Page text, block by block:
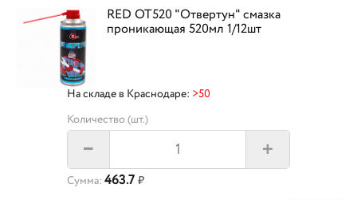
RED OT520 "Отвертун" смазка
проникающая 520мл 1/12шт
На складе в Краснодаре: >50
Количество (шт.)
– +
Сумма: 463.7 ₽